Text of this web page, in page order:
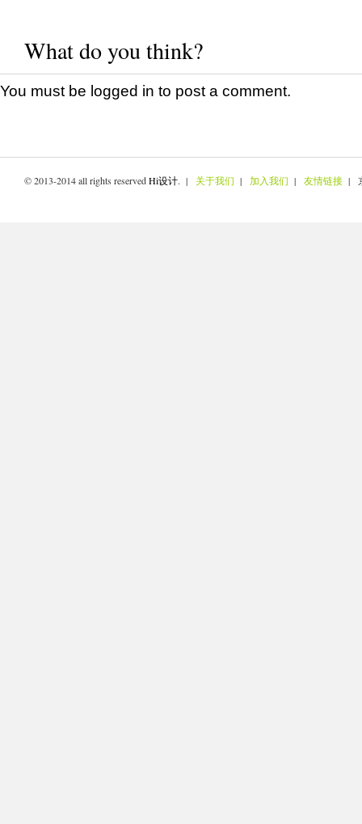
What do you think?
You must be logged in to post a comment.
© 2013-2014 all rights reservedHi设计. | 关于我们 | 加入我们 | 友情链接 |